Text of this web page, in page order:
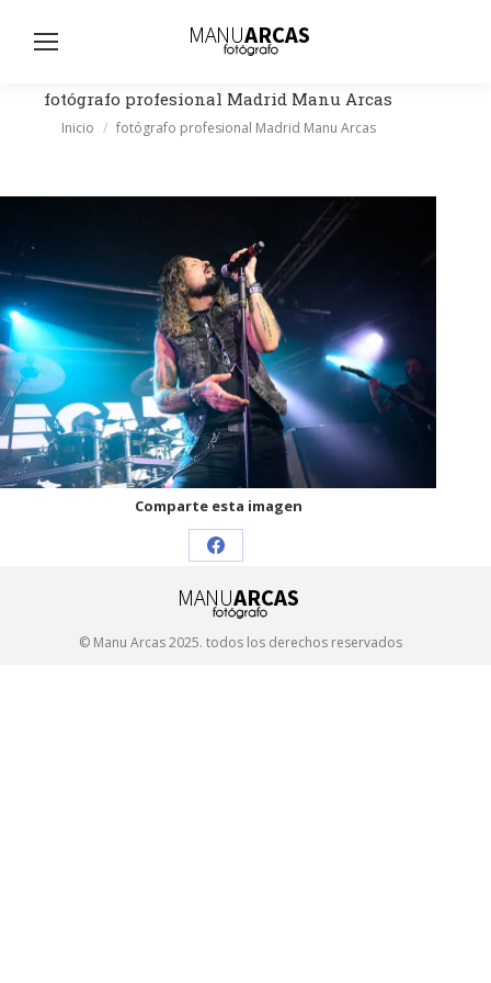
fotógrafo profesional Madrid Manu Arcas
Estás aquí:
Inicio fotógrafo profesional Madrid Manu Arcas
Comparte esta imagen
Share
on
Facebook
© Manu Arcas 2025. todos los derechos reservados